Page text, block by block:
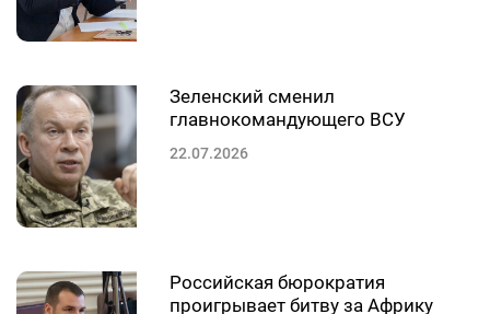
Зеленский сменил
главнокомандующего ВСУ
22.07.2026
Российская бюрократия
проигрывает битву за Африку